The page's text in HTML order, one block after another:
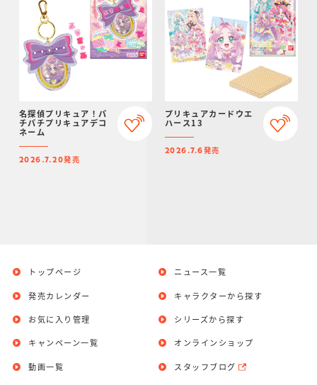
名探偵プリキュア！パ
チパチプリキュアデコ
ネーム
2026.7.20発売
プリキュアカードウエ
ハース13
2026.7.6発売
トップページ
発売カレンダー
お気に入り管理
ニュース一覧
キャラクターから探す
シリーズから探す
キャンペーン一覧
動画一覧
オンラインショップ
スタッフブログ